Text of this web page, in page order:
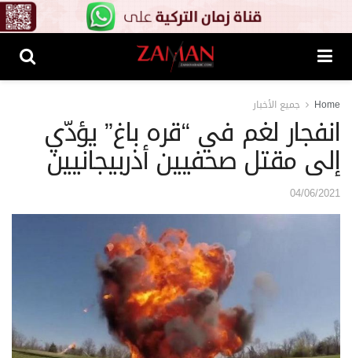
Home جميع الأخبار
انفجار لغم في “قره باغ” يؤدّي
إلى مقتل صحفيين أذربيجانيين
04/06/2021